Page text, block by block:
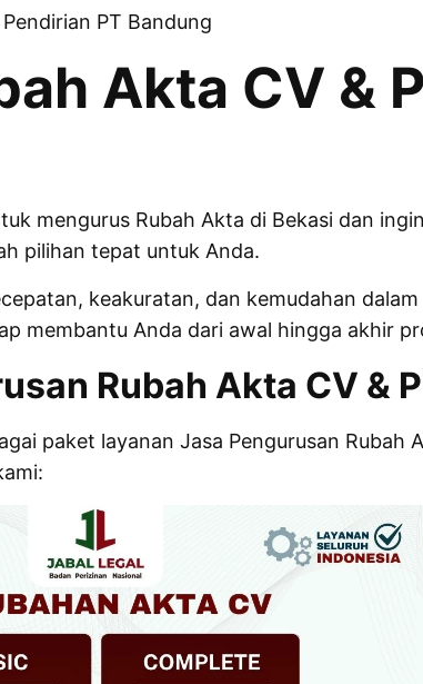
Pendirian PT Bandung
Akta CV &
mengurus Rubah Akta di Bekasi dan
pilihan tepat untuk Anda.
keakuratan, dan kemudahan
membantu Anda dari awal hingga akhir
Rubah Akta CV &
paket layanan Jasa Pengurusan Rubah